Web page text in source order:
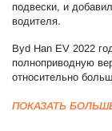
подвески, и
водителя.
Byd Han EV 2022
полноприводную
относительно
ПОКАЗАТЬ